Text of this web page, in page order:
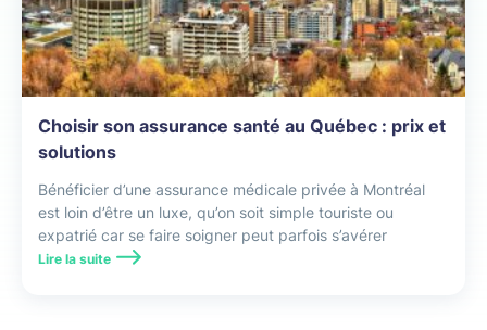
Choisir son assurance santé au Québec : prix et
solutions
Bénéficier d’une assurance médicale privée à Montréal
est loin d’être un luxe, qu’on soit simple touriste ou
expatrié car se faire soigner peut parfois s’avérer
compliqué et coûter cher.
Lire la suite